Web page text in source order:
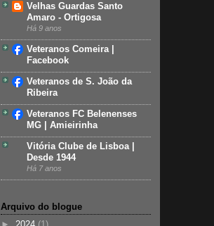
Velhas Guardas Santo
Amaro - Ortigosa
Há 9 anos
Veteranos Comeira |
Facebook
Veteranos de S. João da
Ribeira
Veteranos FC Belenenses
MG | Amieirinha
Vitória Clube de Lisboa |
Desde 1944
Há 7 anos
Arquivo do blogue